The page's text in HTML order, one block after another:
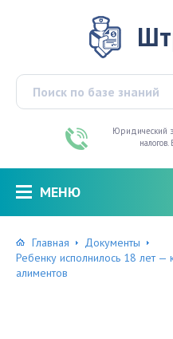
Юридический
МЕНЮ
Главная
Документы
Ребенку исполнилось 18 лет —
алиментов